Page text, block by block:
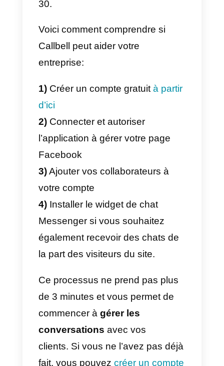
1) Callbell
2) LiveChat
3) Zopim (Zendesk)
Quelle est la meilleure
alternative à Facebook
Business Manager pour
gérer les messages des
pages Facebook?